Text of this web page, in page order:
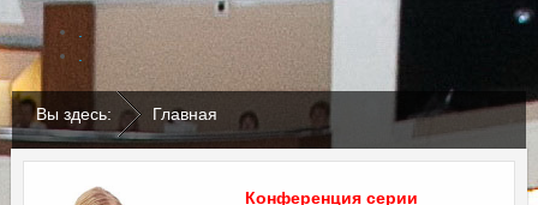
Вы здесь: Главная
Конференция серии